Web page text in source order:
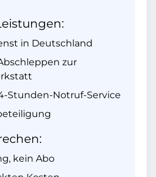
in Deutschland
zur
Stunden-Notruf-Service
kein Abo